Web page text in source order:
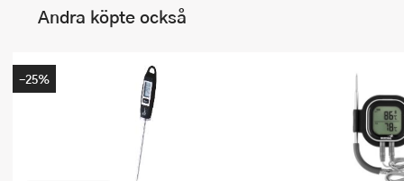
Andra köpte också
-25%